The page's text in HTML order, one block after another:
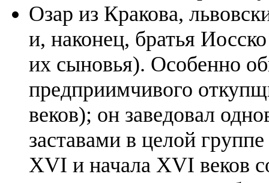
Озар из Кракова,
и, наконец, братья
их сыновья). Особенно
предприимчивого
веков); он заведовал
заставами в целой
XVI и начала XVI веков